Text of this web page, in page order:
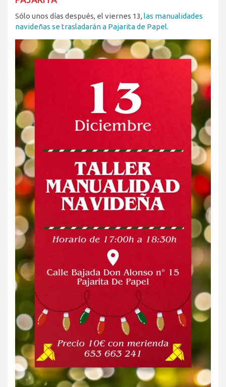
Sólo unos días después, el viernes 13, las manualidades
navideñas se trasladarán a Pajarita de Papel.